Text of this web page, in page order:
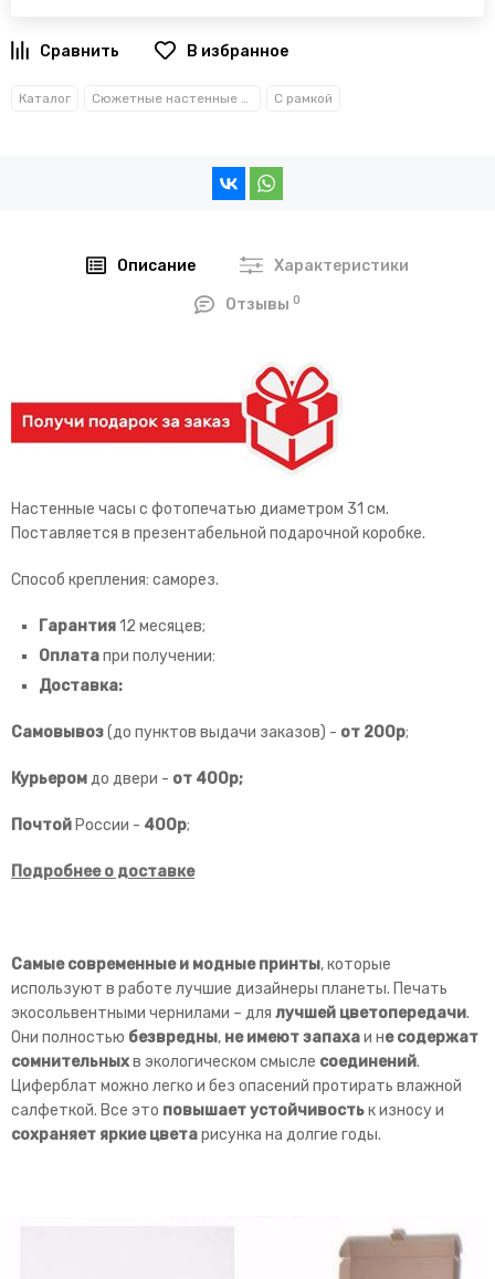
В избранное
Каталог С рамкой
Описание Характеристики
Отзывы0
Настенные часы с фотопечатью диаметром 31 см.
Поставляется в презентабельной подарочной коробке.
Способ крепления: саморез.
Гарантия12 месяцев;
Оплатапри получении:
Доставка:
Самовывоз(до пунктов выдачи заказов) - от 200р;
Курьеромдо двери - от 400р;
Почтой России - 400р;
Подробнее о доставке
Самые современные и модные принты, которые
используют в работе лучшие дизайнеры планеты. Печать
экосольвентными чернилами – для лучшей цветопередачи.
Они полностью безвредны, не имеют запахаи не содержат
сомнительныхв экологическом смысле соединений.
Циферблат можно легко и без опасений протирать влажной
салфеткой. Все это повышает устойчивостьк износу и
сохраняет яркие цветарисунка на долгие годы.